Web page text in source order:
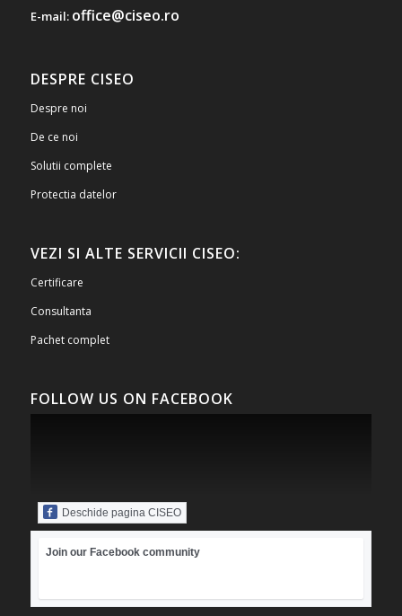
E-mail: office@ciseo.ro
DESPRE CISEO
Despre noi
De ce noi
Solutii complete
Protectia datelor
VEZI SI ALTE SERVICII CISEO:
Certificare
Consultanta
Pachet complet
FOLLOW US ON FACEBOOK
Deschide pagina CISEO
Join our Facebook community